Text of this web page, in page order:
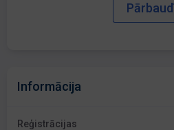
Informācija
Reģistrācijas